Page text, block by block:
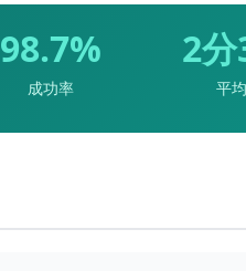
98.7%
成功率
2
平